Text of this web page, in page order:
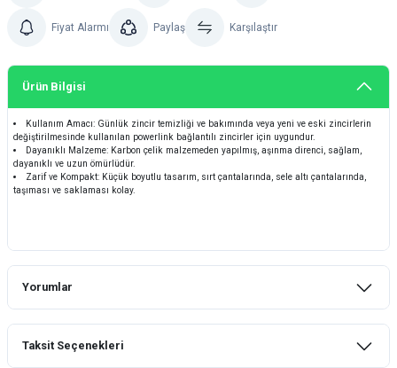
Fiyat Alarmı Paylaş Karşılaştır
Ürün Bilgisi
Kullanım Amacı: Günlük zincir temizliği ve bakımında veya yeni ve eski zincirlerin
değiştirilmesinde kullanılan powerlink bağlantılı zincirler için uygundur.
Dayanıklı Malzeme: Karbon çelik malzemeden yapılmış, aşınma direnci, sağlam,
dayanıklı ve uzun ömürlüdür.
Zarif ve Kompakt: Küçük boyutlu tasarım, sırt çantalarında, sele altı çantalarında,
taşıması ve saklaması kolay.
Yorumlar
Taksit Seçenekleri